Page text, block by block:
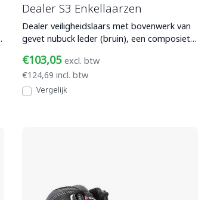
Dealer S3 Enkellaarzen
Dealer veiligheidslaars met bovenwerk van
gevet nubuck leder (bruin), een composiet
€103,05 excl. btw
€124,69 incl. btw
Vergelijk